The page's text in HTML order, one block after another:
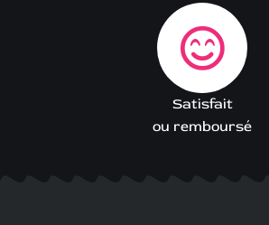
Satisfait
ou remboursé